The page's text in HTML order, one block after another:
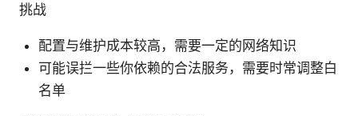
挑战
配置与维护成本较高，需要一定的网络知识
可能误拦一些你依赖的合法服务，需要时常调整白
名单